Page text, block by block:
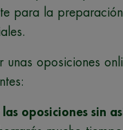
para la
unas oposiciones
oposiciones sin